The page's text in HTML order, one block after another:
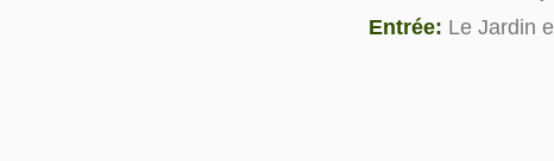
Entrée: Le Jardin